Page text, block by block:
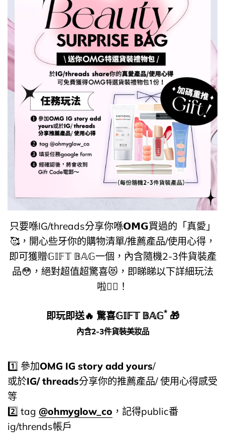
只要喺IG/threads分享你喺𝗢𝗠𝗚買過的「真愛」
🥰​，開心些牙你的購物清單/推薦產品/使用心得，
即可獲贈𝔾𝕀𝔽𝕋 𝔹𝔸𝔾一個，內含隨機2-3件貨裝產
品😳​，絕對超值超驚喜😻​，即睇睇以下詳細玩法
啦👇🏻​！
即玩即送🔥​ 驚喜𝔾𝕀𝔽𝕋 𝔹𝔸𝔾*​​​​ 🎁​
內含2-3件貨裝美妝品
1️⃣ 參加OMG IG story add yours/
或於IG/ threads分享你的推薦產品/ 使用心得感受
等
2️⃣ tag @ohmyglow_co ，記得public番
ig/thrends帳戶